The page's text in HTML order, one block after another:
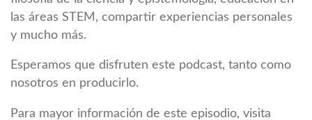
las áreas STEM, compartir experiencias personales
y mucho más.
Esperamos que disfruten este podcast, tanto como
nosotros en producirlo.
Para mayor información de este episodio, visita